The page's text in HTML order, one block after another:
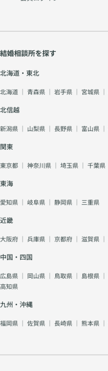
結婚相談所を探す
北海道・東北
北海道 ｜ 青森県 ｜ 岩手県 ｜ 宮城県 ｜
北信越
新潟県 ｜ 山梨県 ｜ 長野県 ｜ 富山県 ｜
関東
東京都 ｜ 神奈川県 ｜ 埼玉県 ｜ 千葉県
東海
愛知県 ｜ 岐阜県 ｜ 静岡県 ｜ 三重県
近畿
大阪府 ｜ 兵庫県 ｜ 京都府 ｜ 滋賀県 ｜
中国・四国
広島県 ｜ 岡山県 ｜ 鳥取県 ｜ 島根県 ｜
高知県
九州・沖縄
福岡県 ｜ 佐賀県 ｜ 長崎県 ｜ 熊本県 ｜